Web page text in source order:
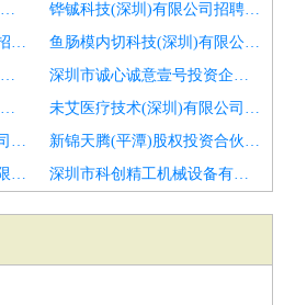
霍尔果斯兆光财耀股权投资合伙企业(有限合伙)招聘生态合作总监
铧铖科技(深圳)有限公司招聘应届生
泛华讯咨询(深圳)有限公司招聘惠州园林景观设计总监招聘
鱼肠模内切科技(深圳)有限公司招聘金融同业经理高级营销顾问
深圳市冠辰科技有限公司招聘采购总监
深圳市诚心诚意壹号投资企业(有限合伙)招聘物流营销总监
深圳市中侨发展股份有限公司招聘高级)财富管理总监
未艾医疗技术(深圳)有限公司招聘焦煤焦炭贸易业务经理业务总监
未艾医疗技术(深圳)有限公司招聘市场经营经理总监
新锦天腾(平潭)股权投资合伙企业(有限合伙)招聘市场经理
前海金帆国际投资(深圳)有限公司招聘总监理工程师
深圳市科创精工机械设备有限公司招聘渠道总监